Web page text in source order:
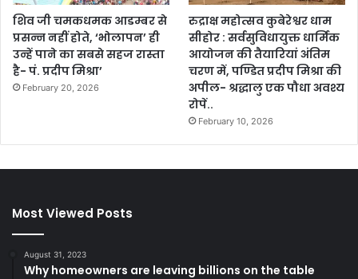
शिव जी चमकधमक आडम्बर से
प्रसन्न नहीं होते, ‘भोलापन’ ही
उन्हें पाने का सबसे सहज रास्ता
है- पं. प्रदीप मिश्रा’
February 20, 2026
रुद्राक्ष महोत्सव कुबेरेश्वर धाम
सीहोर : सर्वसुविधायुक्त धार्मिक
आयोजन की तैयारियां अंतिम
चरण में, पण्डित प्रदीप मिश्रा की
अपील- श्रद्धालु एक पौधा अवश्य
रोपें..
February 10, 2026
Most Viewed Posts
August 31, 2023
Why homeowners are leaving billions on the table